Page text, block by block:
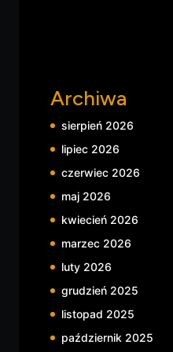
Archiwa
sierpień 2026
lipiec 2026
czerwiec 2026
maj 2026
kwiecień 2026
marzec 2026
luty 2026
grudzień 2025
listopad 2025
październik 2025